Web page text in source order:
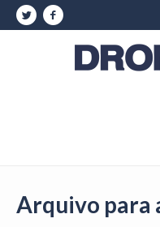
Arquivo para